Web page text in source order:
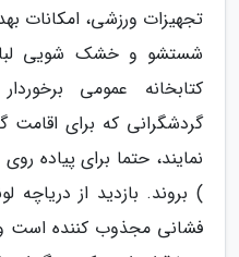
تجهیزات ورزشی، امکانات
شستشو و خشک شویی
کتابخانه عمومی
گردشگرانی که برای
نمایند، حتما برای پیاده
) بروند. بازدید از